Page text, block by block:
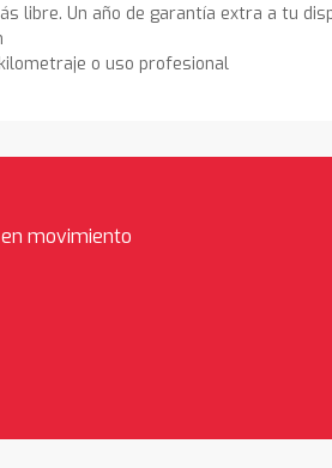
libre. Un año de garantía extra a tu
o uso profesional
movimiento